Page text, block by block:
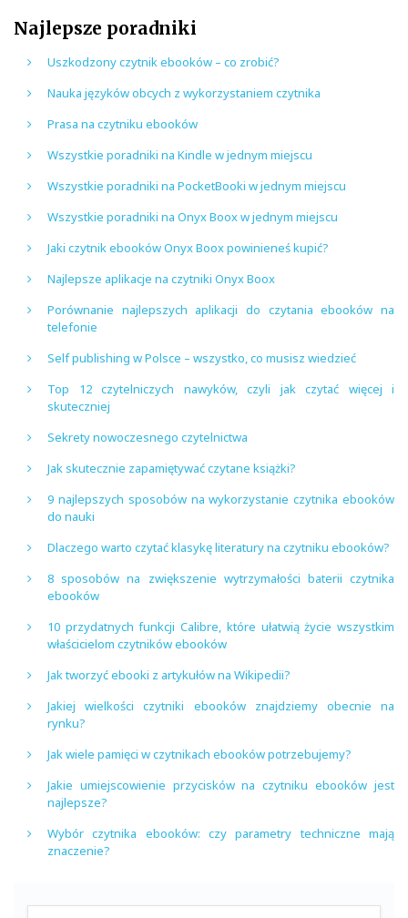
Najlepsze poradniki
Uszkodzony czytnik ebooków – co zrobić?
Nauka języków obcych z wykorzystaniem czytnika
Prasa na czytniku ebooków
Wszystkie poradniki na Kindle w jednym miejscu
Wszystkie poradniki na PocketBooki w jednym miejscu
Wszystkie poradniki na Onyx Boox w jednym miejscu
Jaki czytnik ebooków Onyx Boox powinieneś kupić?
Najlepsze aplikacje na czytniki Onyx Boox
Porównanie najlepszych aplikacji do czytania ebooków na
telefonie
Self publishing w Polsce – wszystko, co musisz wiedzieć
Top 12 czytelniczych nawyków, czyli jak czytać więcej i
skuteczniej
Sekrety nowoczesnego czytelnictwa
Jak skutecznie zapamiętywać czytane książki?
9 najlepszych sposobów na wykorzystanie czytnika ebooków
do nauki
Dlaczego warto czytać klasykę literatury na czytniku ebooków?
8 sposobów na zwiększenie wytrzymałości baterii czytnika
ebooków
10 przydatnych funkcji Calibre, które ułatwią życie wszystkim
właścicielom czytników ebooków
Jak tworzyć ebooki z artykułów na Wikipedii?
Jakiej wielkości czytniki ebooków znajdziemy obecnie na
rynku?
Jak wiele pamięci w czytnikach ebooków potrzebujemy?
Jakie umiejscowienie przycisków na czytniku ebooków jest
najlepsze?
Wybór czytnika ebooków: czy parametry techniczne mają
znaczenie?